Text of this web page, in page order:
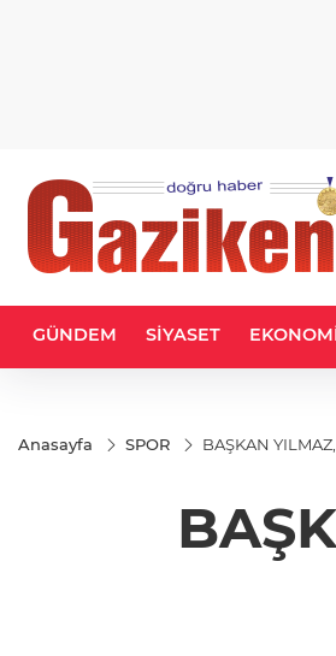
GÜNDEM SİYASET
Anasayfa SPOR BAŞKAN